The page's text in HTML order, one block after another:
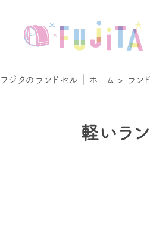
フジタのランドセル｜ホーム > ラン
軽いラ